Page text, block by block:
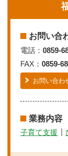
お問い合
電話： 0859-
FAX： 0859-
お問い合わ
業務内容
子育て支援